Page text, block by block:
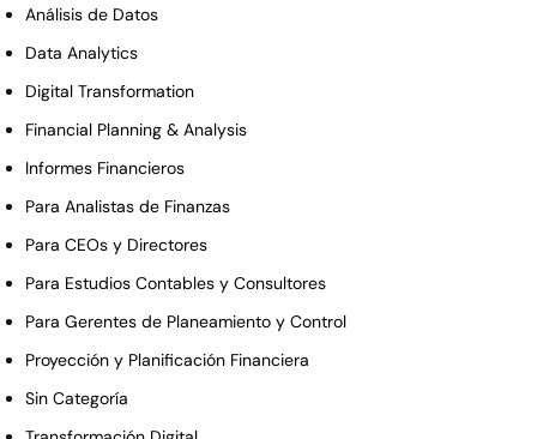
Análisis de Datos
Data Analytics
Digital Transformation
Financial Planning & Analysis
Informes Financieros
Para Analistas de Finanzas
Para CEOs y Directores
Para Estudios Contables y Consultores
Para Gerentes de Planeamiento y Control
Proyección y Planificación Financiera
Sin Categoría